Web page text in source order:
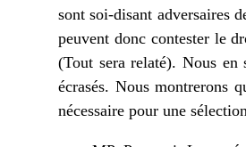
sont soi-disant adversaires
peuvent donc contester le
(Tout sera relaté). Nous
écrasés. Nous montrerons
nécessaire pour une